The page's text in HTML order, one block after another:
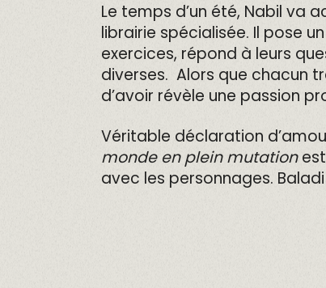
Le temps d’un été, Nabil va
librairie spécialisée. Il pose
exercices, répond à leurs
diverses. Alors que chacun
d’avoir révèle une passion
Véritable déclaration
monde en plein mutationest
avec les personnages.